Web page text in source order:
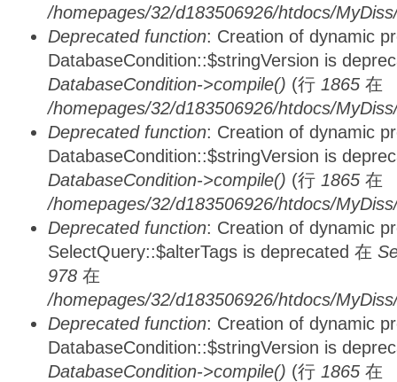
/homepages/32/d183506926/htdocs/
Deprecated function: Creation of dynamic
DatabaseCondition::$stringVersion is
DatabaseCondition->compile() (行 1865 在
/homepages/32/d183506926/htdocs/
Deprecated function: Creation of dynamic
DatabaseCondition::$stringVersion is
DatabaseCondition->compile() (行 1865 在
/homepages/32/d183506926/htdocs/
Deprecated function: Creation of dynamic
SelectQuery::$alterTags is deprecated 在
978 在
/homepages/32/d183506926/htdocs/
Deprecated function: Creation of dynamic
DatabaseCondition::$stringVersion is
DatabaseCondition->compile() (行 1865 在